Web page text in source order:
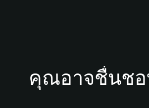
คุณอาจชื่นชอ